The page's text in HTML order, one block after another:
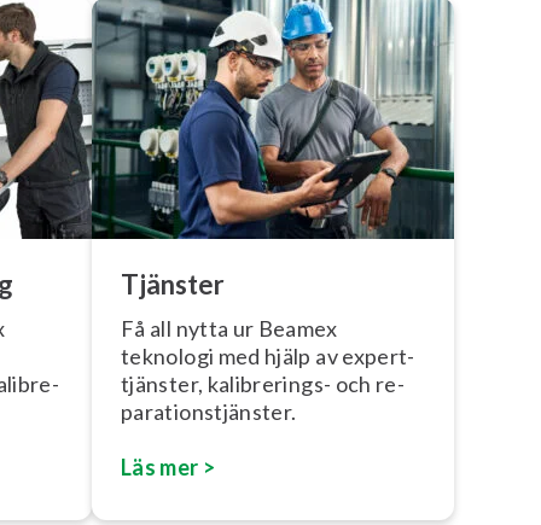
Tjänster
Få all nytta ur Beamex
teknologi med hjälp av ex­pert­
tjäns­ter, ka­libre­rings- och re­
pa­ra­tions­tjäns­ter.
Läs mer >